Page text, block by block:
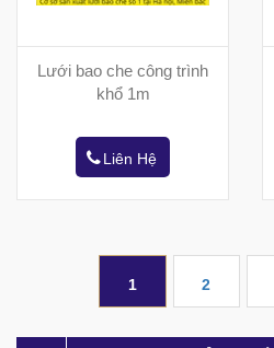
Lưới bao che công trình
khổ 1m
Liên Hệ
1 2